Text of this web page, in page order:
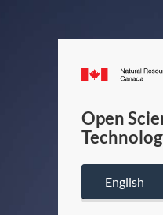
Open
English